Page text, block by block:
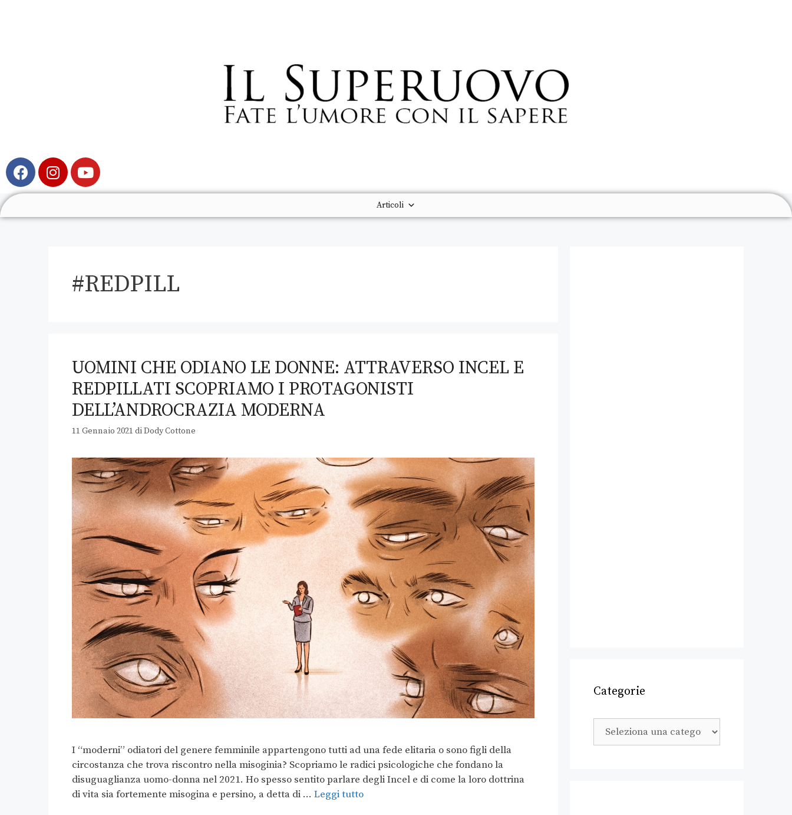
Articoli
#REDPILL
UOMINI CHE ODIANO LE DONNE: ATTRAVERSO INCEL E
REDPILLATI SCOPRIAMO I PROTAGONISTI
DELL’ANDROCRAZIA MODERNA
11 Gennaio 2021 diDody Cottone
I “moderni” odiatori del genere femminile appartengono tutti ad una fede elitaria o sono figli della
circostanza che trova riscontro nella misoginia? Scopriamo le radici psicologiche che fondano la
disuguaglianza uomo-donna nel 2021. Ho spesso sentito parlare degli Incel e di come la loro dottrina
di vita sia fortemente misogina e persino, a detta di … Leggi tutto
Categorie